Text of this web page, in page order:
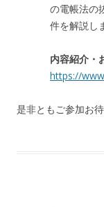
の電帳法の
件を解説し
内容紹介・
https://
是非ともご参加お